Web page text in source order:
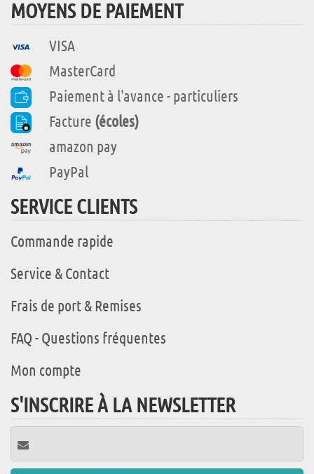
MOYENS DE PAIEMENT
VISA
MasterCard
Paiement à l'avance - particuliers
Facture (écoles)
amazon pay
PayPal
SERVICE CLIENTS
Commande rapide
Service & Contact
Frais de port & Remises
FAQ - Questions fréquentes
Mon compte
S'INSCRIRE À LA NEWSLETTER